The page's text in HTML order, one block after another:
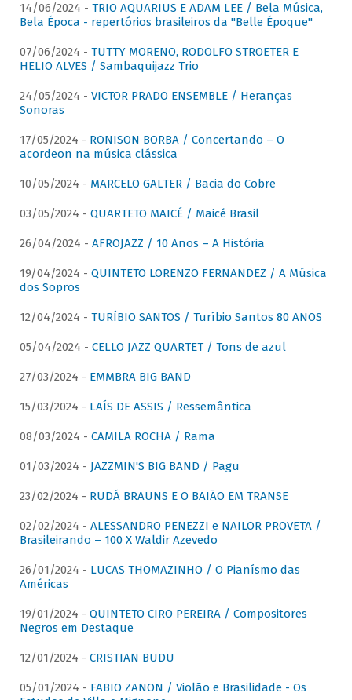
14/06/2024 - TRIO AQUARIUS E ADAM LEE / Bela Música,
Bela Época - repertórios brasileiros da "Belle Époque"
07/06/2024 - TUTTY MORENO, RODOLFO STROETER E
HELIO ALVES / Sambaquijazz Trio
24/05/2024 - VICTOR PRADO ENSEMBLE / Heranças
Sonoras
17/05/2024 - RONISON BORBA / Concertando – O
acordeon na música clássica
10/05/2024 - MARCELO GALTER / Bacia do Cobre
03/05/2024 - QUARTETO MAICÉ / Maicé Brasil
26/04/2024 - AFROJAZZ / 10 Anos – A História
19/04/2024 - QUINTETO LORENZO FERNANDEZ / A Música
dos Sopros
12/04/2024 - TURÍBIO SANTOS / Turíbio Santos 80 ANOS
05/04/2024 - CELLO JAZZ QUARTET / Tons de azul
27/03/2024 - EMMBRA BIG BAND
15/03/2024 - LAÍS DE ASSIS / Ressemântica
08/03/2024 - CAMILA ROCHA / Rama
01/03/2024 - JAZZMIN'S BIG BAND / Pagu
23/02/2024 - RUDÁ BRAUNS E O BAIÃO EM TRANSE
02/02/2024 - ALESSANDRO PENEZZI e NAILOR PROVETA /
Brasileirando – 100 X Waldir Azevedo
26/01/2024 - LUCAS THOMAZINHO / O Pianísmo das
Américas
19/01/2024 - QUINTETO CIRO PEREIRA / Compositores
Negros em Destaque
12/01/2024 - CRISTIAN BUDU
05/01/2024 - FABIO ZANON / Violão e Brasilidade - Os